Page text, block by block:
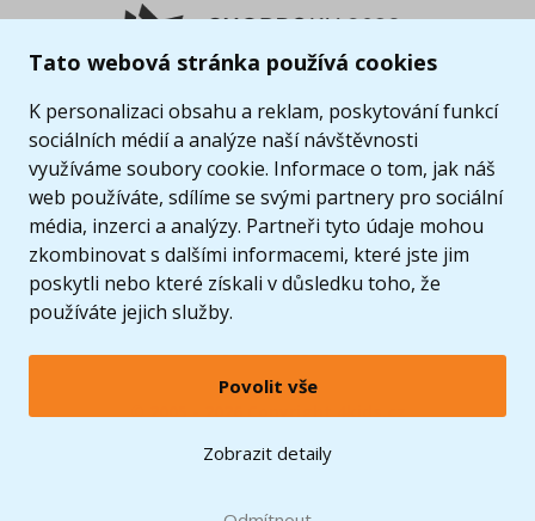
Tato webová stránka používá cookies
K personalizaci obsahu a reklam, poskytování funkcí
sociálních médií a analýze naší návštěvnosti
využíváme soubory cookie. Informace o tom, jak náš
web používáte, sdílíme se svými partnery pro sociální
média, inzerci a analýzy. Partneři tyto údaje mohou
zkombinovat s dalšími informacemi, které jste jim
poskytli nebo které získali v důsledku toho, že
používáte jejich služby.
Povolit vše
Zobrazit detaily
© 2005 - 2026 Copyright 4kids.cz
LEGO, logo LEGO a minifigurka jsou ochrannými známkami společnosti LEGO Group. ©
2024 The LEGO Group.